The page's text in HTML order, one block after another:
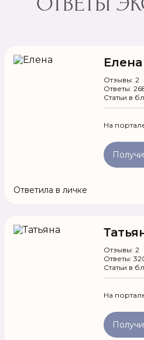
Елена
Отзывы: 2
Ответы:
Статьи в
На
Ответила в личке
Отзывы: 2
Ответы:
Статьи в
На